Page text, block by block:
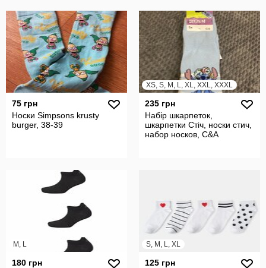
75 грн
Носки Simpsons krusty
burger, 38-39
XS, S, M, L, XL, XXL, XXXL
235 грн
Набір шкарпеток,
шкарпетки Стіч, носки стич,
набор носков, C&A
M, L
180 грн
S, M, L, XL
125 грн